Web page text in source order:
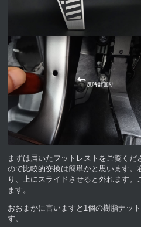
まずは届いたフットレストをご覧く
ので比較的交換は簡単かと思います
り、上にスライドさせると外れます
ます。
おおまかに言いますと1個の樹脂ナッ
す。